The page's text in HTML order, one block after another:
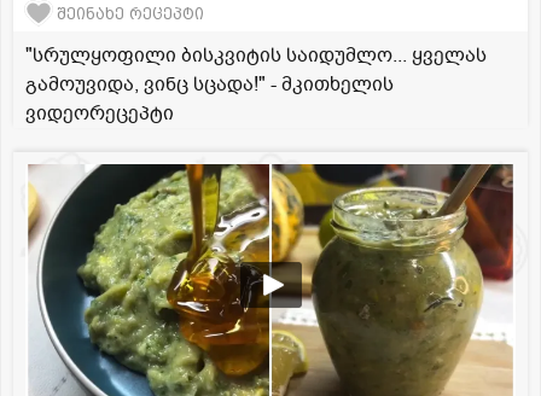
შეინახე რეცეპტი
"სრულყოფილი ბისკვიტის საიდუმლო... ყველას
გამოუვიდა, ვინც სცადა!" - მკითხელის
ვიდეორეცეპტი